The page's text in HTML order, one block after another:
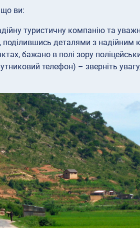
що ви:
туристичну компанію та
деталями з надійним
бажано в полі зору
телефон) – зверніть